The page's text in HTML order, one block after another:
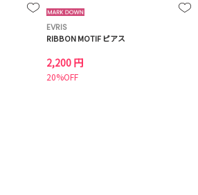
EVRIS
RIBBON MOTIF ピアス
2,200 円
20%OFF